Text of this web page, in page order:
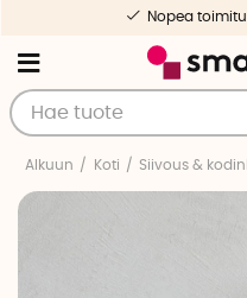
Nopea
Alkuun Koti Siivous &